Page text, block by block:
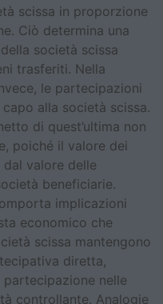
scissa in proporzione
Ciò determina una
società scissa
trasferiti. Nella
le partecipazioni
alla società scissa.
di quest’ultima non
poiché il valore dei
valore delle
beneficiarie.
implicazioni
economico che
scissa mantengono
diretta,
nelle
controllante. Analogie